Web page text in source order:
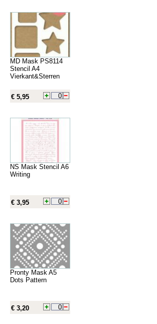
MD Mask PS8114
Stencil A4
Vierkant&Sterren
€ 5,95
NS Mask Stencil A6
Writing
€ 3,95
Pronty Mask A5
Dots Pattern
€ 3,20